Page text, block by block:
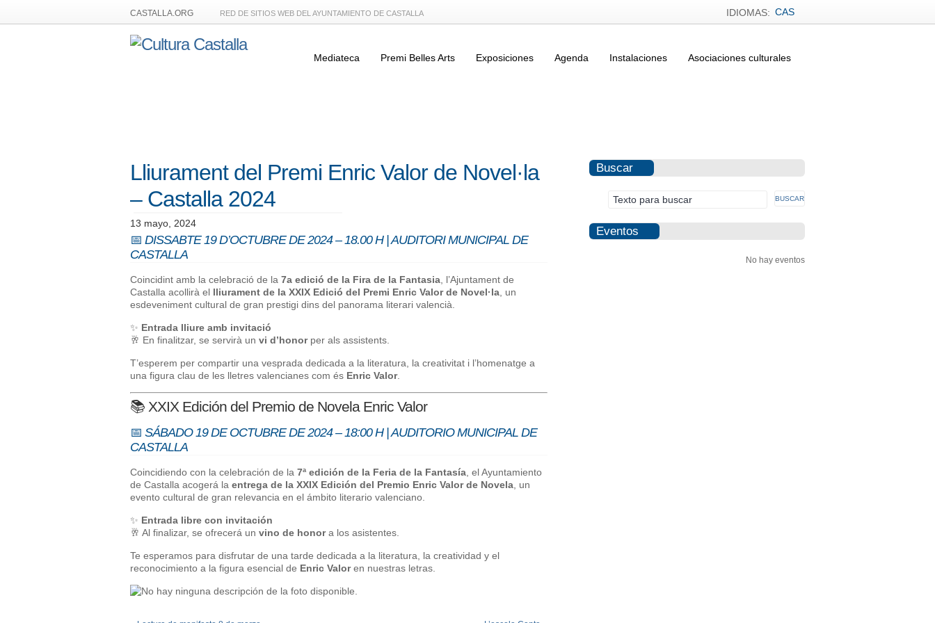
CASTALLA.ORG RED DE SITIOS WEB DEL AYUNTAMIENTO DE CASTALLA IDIOMAS: CAS
Mediateca Premi Belles Arts Exposiciones Agenda Instalaciones Asociaciones culturales
Lliurament del Premi Enric Valor de Novel·la
– Castalla 2024
13 mayo, 2024
📅 DISSABTE 19 D’OCTUBRE DE 2024 – 18.00 H | AUDITORI MUNICIPAL DE
CASTALLA
Coincidint amb la celebració de la 7a edició de la Fira de la Fantasia , l’Ajuntament de
Castalla acollirà el lliurament de la XXIX Edició del Premi Enric Valor de Novel·la , un
esdeveniment cultural de gran prestigi dins del panorama literari valencià.
✨ Entrada lliure amb invitació
🥂 En finalitzar, se servirà un vi d’honorper als assistents.
T’esperem per compartir una vesprada dedicada a la literatura, la creativitat i l’homenatge a
una figura clau de les lletres valencianes com és Enric Valor.
📚 XXIX Edición del Premio de Novela Enric Valor
📅 SÁBADO 19 DE OCTUBRE DE 2024 – 18:00 H | AUDITORIO MUNICIPAL DE
CASTALLA
Coincidiendo con la celebración de la 7ª edición de la Feria de la Fantasía , el Ayuntamiento
de Castalla acogerá la entrega de la XXIX Edición del Premio Enric Valor de Novela , un
evento cultural de gran relevancia en el ámbito literario valenciano.
✨ Entrada libre con invitación
🥂 Al finalizar, se ofrecerá un vino de honora los asistentes.
Te esperamos para disfrutar de una tarde dedicada a la literatura, la creatividad y el
reconocimiento a la figura esencial de Enric Valoren nuestras letras.
Buscar
Eventos
No hay eventos